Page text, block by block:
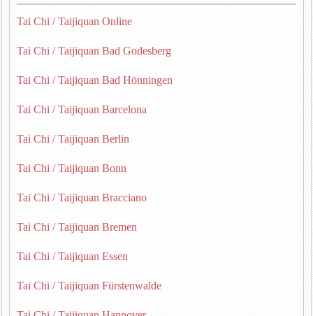
Tai Chi / Taijiquan Online
Tai Chi / Taijiquan Bad Godesberg
Tai Chi / Taijiquan Bad Hönningen
Tai Chi / Taijiquan Barcelona
Tai Chi / Taijiquan Berlin
Tai Chi / Taijiquan Bonn
Tai Chi / Taijiquan Bracciano
Tai Chi / Taijiquan Bremen
Tai Chi / Taijiquan Essen
Tai Chi / Taijiquan Fürstenwalde